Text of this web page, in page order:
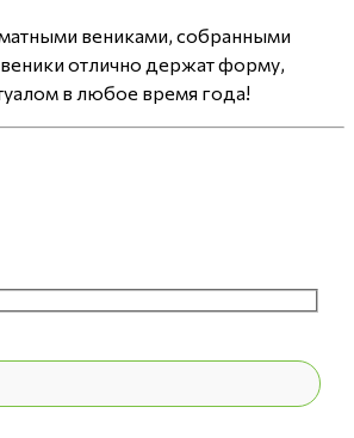
вениками, собранными
отлично держат форму,
в любое время года!